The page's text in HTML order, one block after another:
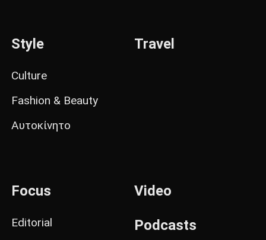
Style
Culture
Fashion & Beauty
Αυτοκίνητο
Travel
Focus
Editorial
Video
Podcasts